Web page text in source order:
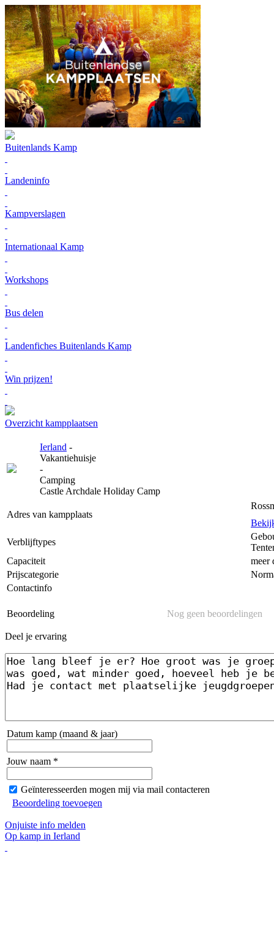
Buitenlands Kamp
Landeninfo
Kampverslagen
Internationaal Kamp
Workshops
Bus delen
Landenfiches Buitenlands Kamp
Win prijzen!
Overzicht kampplaatsen
Ierland -
Vakantiehuisje
-
Camping
Castle Archdale Holiday Camp
Adres van kampplaats
Verblijftypes
Capaciteit
meer
Prijscategorie
Contactinfo
Beoordeling Nog geen beoordelingen
Deel je ervaring
Datum kamp (maand & jaar)
Jouw naam *
Geïnteresseerden mogen mij via mail contacteren
Beoordeling toevoegen
Onjuiste info melden
Op kamp in Ierland